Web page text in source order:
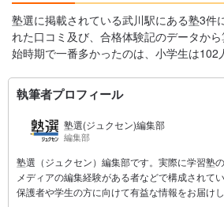
塾選に掲載されている武川駅にある塾3件
れた口コミ及び、合格体験記のデータか
始時期で一番多かったのは、小学生は102
執筆者プロフィール
塾選(ジュクセン)編集部
編集部
塾選（ジュクセン）編集部です。実際に学習塾
メディアの編集経験がある者などで構成されて
保護者や学生の方に向けて有益な情報をお届けし